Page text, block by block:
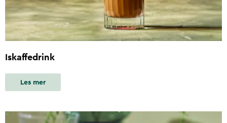
Iskaffedrink
Les mer